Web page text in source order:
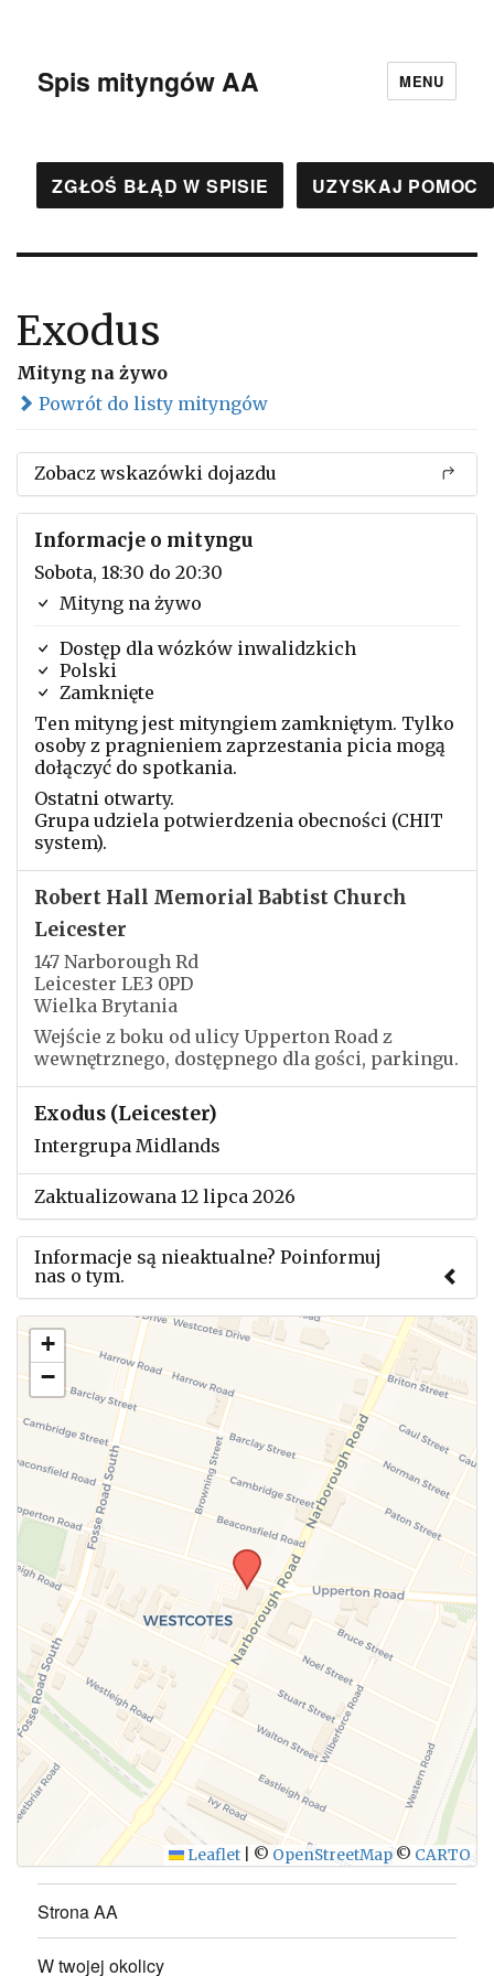
Spis mityngów AA MENU
ZGŁOŚ BŁĄD W SPISIE UZYSKAJ POMOC
Exodus
Mityng na żywo
Powrót do listy mityngów
Zobacz wskazówki dojazdu
Informacje o mityngu
Sobota, 18:30 do 20:30
Mityng na żywo
Dostęp dla wózków inwalidzkich
Polski
Zamknięte
Ten mityng jest mityngiem zamkniętym. Tylko
osoby z pragnieniem zaprzestania picia mogą
dołączyć do spotkania.
Ostatni otwarty.
Grupa udziela potwierdzenia obecności (CHIT
system).
Robert Hall Memorial Babtist Church
Leicester
147 Narborough Rd
Leicester LE3 0PD
Wielka Brytania
Wejście z boku od ulicy Upperton Road z
wewnętrznego, dostępnego dla gości, parkingu.
Exodus (Leicester)
Intergrupa Midlands
Zaktualizowana 12 lipca 2026
Informacje są nieaktualne? Poinformuj
nas o tym.
Użyj tego formularza aby przesłać informację o
zmianach w powyższym mityngu.
WYŚLIJ
+
−
Leaflet © OpenStreetMap © CARTO
Strona AA
W twojej okolicy